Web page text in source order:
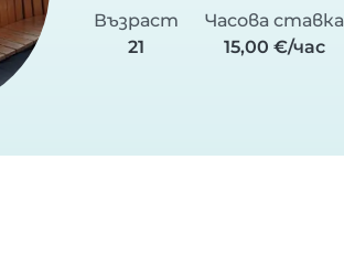
Възраст
21
Часова ставка
15,00 €/час